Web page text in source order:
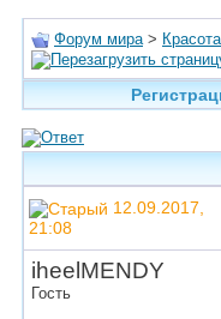
Форум мира >
12.09.2017,
21:08
iheelMENDY
Гость